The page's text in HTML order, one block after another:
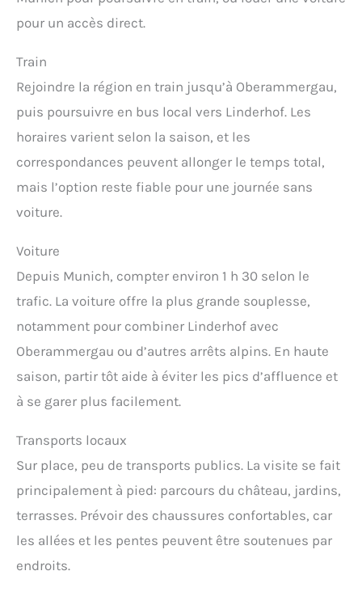
pour un accès direct.
Train
Rejoindre la région en train jusqu’à Oberammergau,
puis poursuivre en bus local vers Linderhof. Les
horaires varient selon la saison, et les
correspondances peuvent allonger le temps total,
mais l’option reste fiable pour une journée sans
voiture.
Voiture
Depuis Munich, compter environ 1 h 30 selon le
trafic. La voiture offre la plus grande souplesse,
notamment pour combiner Linderhof avec
Oberammergau ou d’autres arrêts alpins. En haute
saison, partir tôt aide à éviter les pics d’affluence et
à se garer plus facilement.
Transports locaux
Sur place, peu de transports publics. La visite se fait
principalement à pied: parcours du château, jardins,
terrasses. Prévoir des chaussures confortables, car
les allées et les pentes peuvent être soutenues par
endroits.